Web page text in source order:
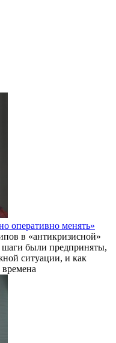
оперативно менять»
в «антикризисной»
были предприняты,
ситуации, и как
времена